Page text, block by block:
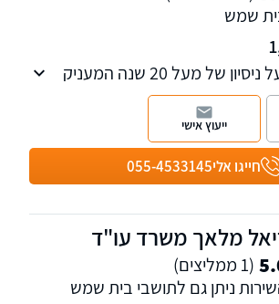
שמש
משרד בוטיק בעל ניסיון של מעל 20 שנה המעניק
בתחומי מקרקעין, חדלות
צוואות, נזיקין ועוד.
חייגו אלי055-4533145
ייעוץ אישי
מלאך משרד עו"ד
(1 ממליצים)
ניתן גם לתושבי בית שמש